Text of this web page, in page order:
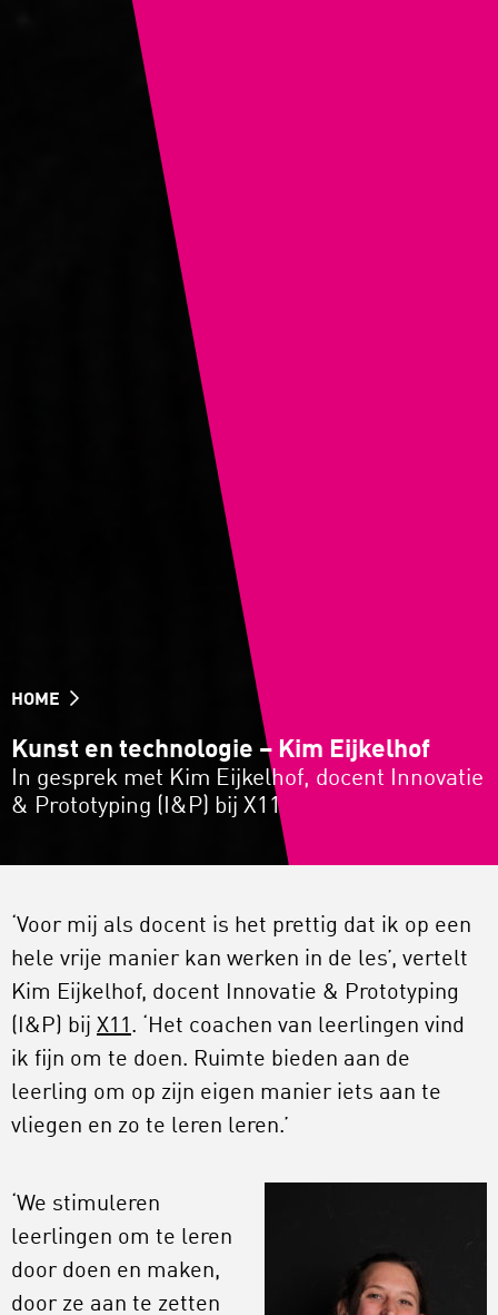
HOME
Kunst en technologie – Kim Eijkelhof
In gesprek met Kim Eijkelhof, docent Innovatie
& Prototyping (I&P) bij X11
‘Voor mij als docent is het prettig dat ik op een
hele vrije manier kan werken in de les’, vertelt
Kim Eijkelhof, docent Innovatie & Prototyping
(I&P) bij X11 . ‘Het coachen van leerlingen vind
ik fijn om te doen. Ruimte bieden aan de
leerling om op zijn eigen manier iets aan te
vliegen en zo te leren leren.’
‘We stimuleren
leerlingen om te leren
door doen en maken,
door ze aan te zetten